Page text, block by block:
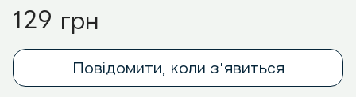
129 грн
Повідомити, коли з'явиться